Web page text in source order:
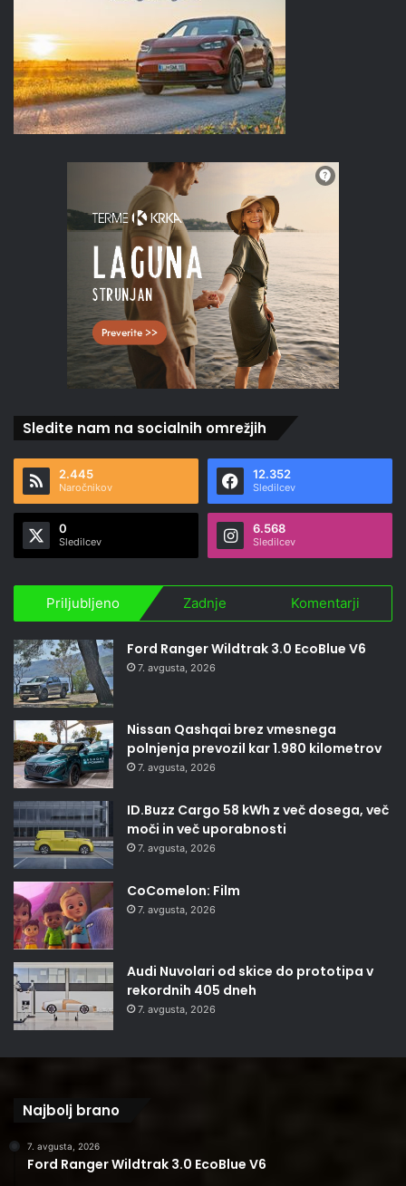
Sledite nam na socialnih omrežjih
2.445
Naročnikov
12.352
Sledilcev
0
Sledilcev
6.568
Sledilcev
Priljubljeno Zadnje Komentarji
Ford Ranger Wildtrak 3.0 EcoBlue V6
7. avgusta, 2026
Nissan Qashqai brez vmesnega
polnjenja prevozil kar 1.980 kilometrov
7. avgusta, 2026
ID.Buzz Cargo 58 kWh z več dosega, več
moči in več uporabnosti
7. avgusta, 2026
CoComelon: Film
7. avgusta, 2026
Audi Nuvolari od skice do prototipa v
rekordnih 405 dneh
7. avgusta, 2026
Najbolj brano
7. avgusta, 2026
Ford Ranger Wildtrak 3.0 EcoBlue V6